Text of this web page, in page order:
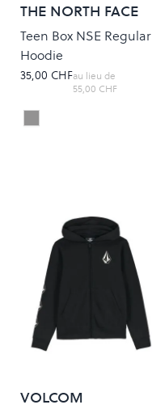
THE NORTH FACE
Teen Box NSE Regular
Hoodie
35,00 CHFau lieu de
55,00 CHF
Colour
GRANITE GREY
VOLCOM